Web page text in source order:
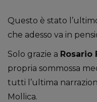
Questo è stato
che adesso va in
Solo grazie a Rosario
propria sommossa
tutti l’ultima
Mollica.